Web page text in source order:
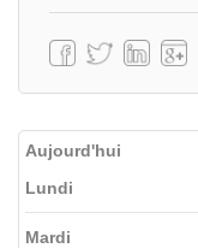
Aujourd'hui
Lundi
Mardi